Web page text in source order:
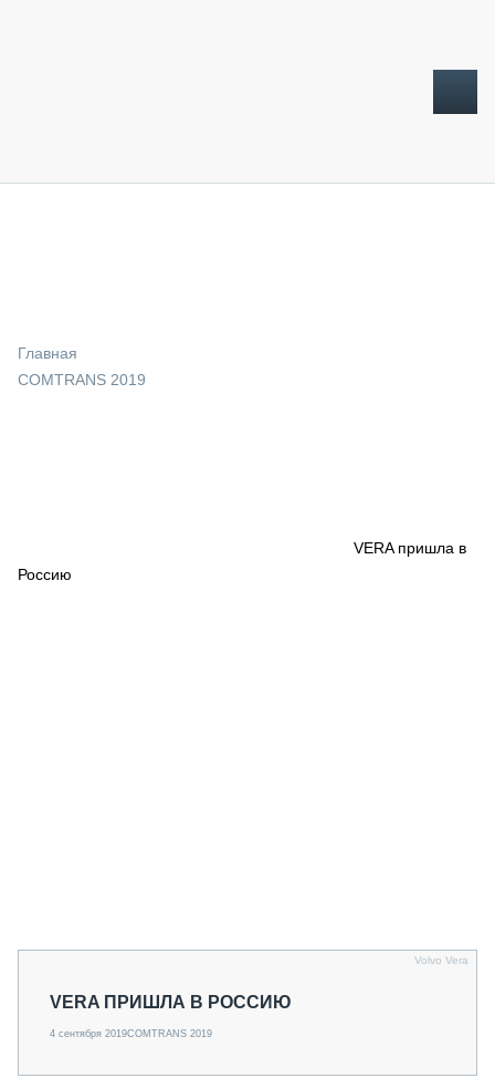
МЕРОПРИЯТИЯ
Главная
COMTRANS 2019
VERA пришла в
Россию
Volvo Vera
VERA ПРИШЛА В РОССИЮ
4 сентября 2019COMTRANS 2019